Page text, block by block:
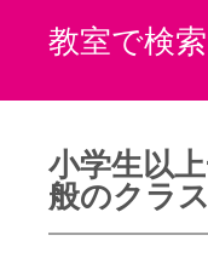
教室で検索
小学生以
般のクラ